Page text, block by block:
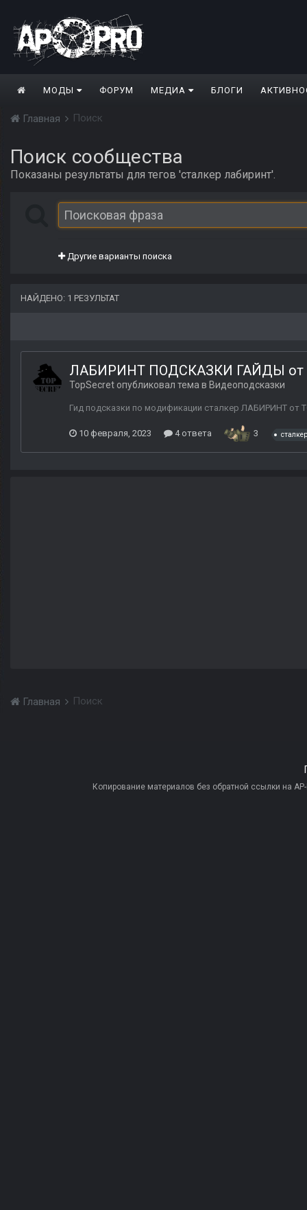
МОДЫ ФОРУМ МЕДИА БЛОГИ
Главная Поиск
Поиск сообщества
Показаны результаты для тегов 'сталкер лабиринт'.
Другие варианты поиска
НАЙДЕНО: 1 РЕЗУЛЬТАТ
ЛАБИРИНТ ПОДСКАЗКИ ГАЙДЫ от
TopSecret опубликовал тема в Видеоподсказки
Гид подсказки по модификации сталкер ЛАБИРИНТ от
10 февраля, 2023 4 ответа 3 сталкер
Главная Поиск
Копирование материалов без обратной ссылки на